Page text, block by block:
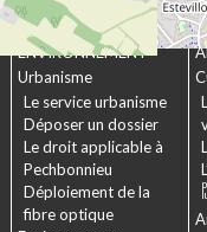
URBANISME &
ENVIRONNEMENT
Urbanisme
Le service urbanisme
Déposer un dossier
Le droit applicable à
Pechbonnieu
Déploiement de la
fibre optique